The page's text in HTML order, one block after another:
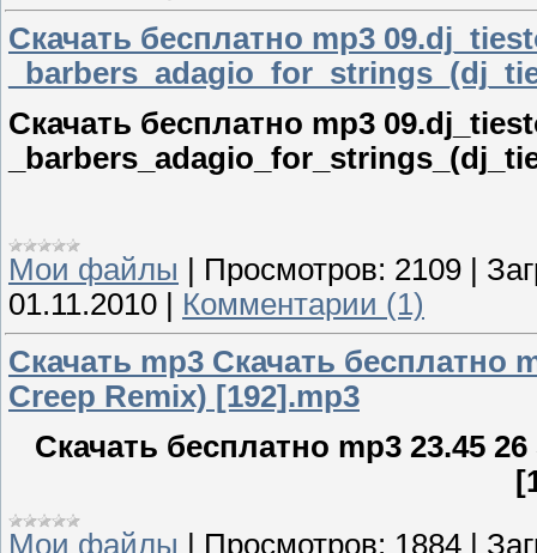
Скачать бесплатно mp3
Скачать бесплатно mp3
Мои файлы Просмотров: 2109
01.11.2010
Комментарии (1)
Скачать mp3 Скачать бесплатно
Creep Remix) [192].mp3
Скачать бесплатно mp3 23.45
Мои файлы
Просмотров: 1884